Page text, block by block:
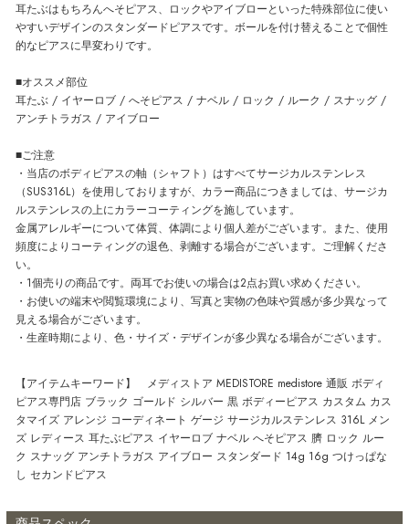
耳たぶはもちろんへそピアス、ロックやアイブローといった特殊部位に使い
やすいデザインのスタンダードピアスです。ボールを付け替えることで個性
的なピアスに早変わりです。
■オススメ部位
耳たぶ / イヤーロブ / へそピアス / ナベル / ロック / ルーク / スナッグ /
アンチトラガス / アイブロー
■ご注意
・当店のボディピアスの軸（シャフト）はすべてサージカルステンレス
（SUS316L）を使用しておりますが、カラー商品につきましては、サージカ
ルステンレスの上にカラーコーティングを施しています。
金属アレルギーについて体質、体調により個人差がございます。また、使用
頻度によりコーティングの退色、剥離する場合がございます。ご理解くださ
い。
・1個売りの商品です。両耳でお使いの場合は2点お買い求めください。
・お使いの端末や閲覧環境により、写真と実物の色味や質感が多少異なって
見える場合がございます。
・生産時期により、色・サイズ・デザインが多少異なる場合がございます。
【アイテムキーワード】 メディストア MEDISTORE medistore 通販 ボディ
ピアス専門店 ブラック ゴールド シルバー 黒 ボディーピアス カスタム カス
タマイズ アレンジ コーディネート ゲージ サージカルステンレス 316L メン
ズ レディース 耳たぶピアス イヤーロブ ナベル へそピアス 臍 ロック ルー
ク スナッグ アンチトラガス アイブロー スタンダード 14g 16g つけっぱな
し セカンドピアス